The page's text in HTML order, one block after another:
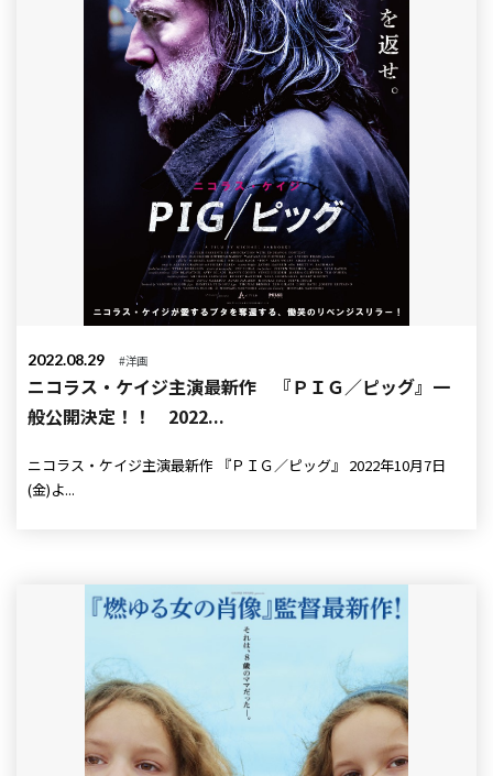
2022.08.29 #洋画
ニコラス・ケイジ主演最新作 『ＰＩＧ／ピッグ』一
般公開決定！！ 2022...
ニコラス・ケイジ主演最新作 『ＰＩＧ／ピッグ』 2022年10月7日
(金)よ...